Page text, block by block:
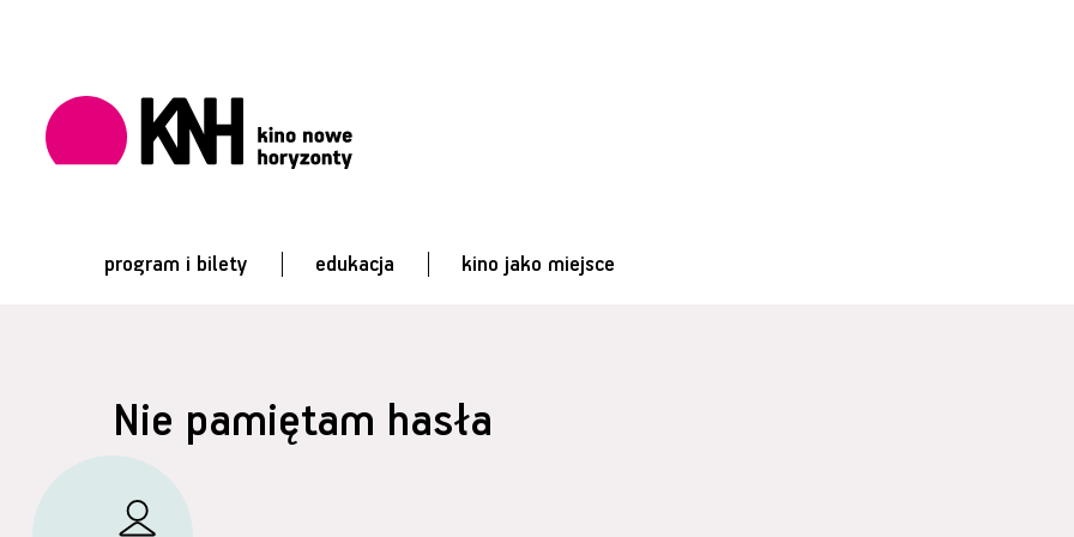
program i bilety edukacja kino jako miejsce
Nie pamiętam hasła